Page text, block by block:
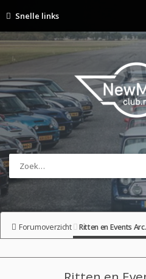
Snelle links
Forumoverzicht